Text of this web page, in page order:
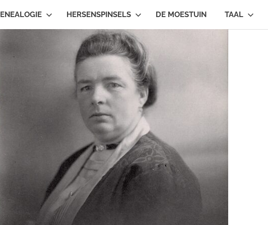
HERSENSPINSELS DE MOESTUIN TAAL